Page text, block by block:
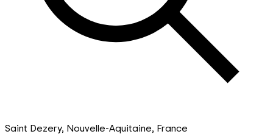
Saint Dezery, Nouvelle-Aquitaine, France